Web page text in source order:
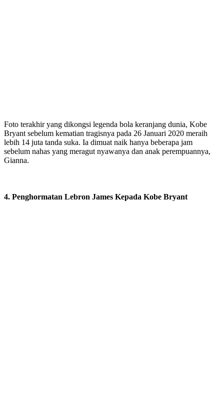
Foto terakhir yang dikongsi legenda bola keranjang dunia, Kobe
Bryant sebelum kematian tragisnya pada 26 Januari 2020 meraih
lebih 14 juta tanda suka. Ia dimuat naik hanya beberapa jam
sebelum nahas yang meragut nyawanya dan anak perempuannya,
Gianna.
4. Penghormatan Lebron James Kepada Kobe Bryant